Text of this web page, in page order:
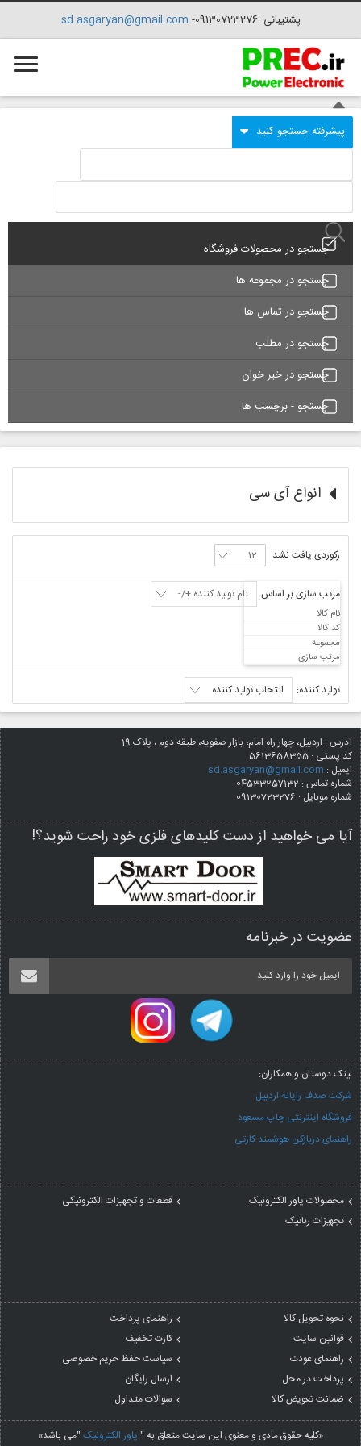
پشتیبانی :09130723276- sd.asgaryan@gmail.com
جستجو در محصولات فروشگاه
جستجو در مجموعه ها
جستجو در تماس ها
جستجو در مطلب
جستجو در خبر خوان
جستجو - برچسب ها
انواع آی سی
رکوردی یافت نشد
مرتب سازی بر اساس نام تولید کننده +/-
نام کالا
کد کالا
مجموعه
مرتب سازی
تولید کننده: انتخاب تولید کننده
آدرس : اردبیل، چهار راه امام، بازار صفویه، طبقه دوم ، پلاک 19
کد پستی : 5613658355
ایمیل : sd.asgaryan@gmail.com
شماره تماس : 04533257132
شماره موبایل : 09130723276
آیا می خواهید از دست کلیدهای فلزی خود راحت شوید؟!
عضویت در خبرنامه
لینک دوستان و همکاران:
شرکت صدف رایانه اردبیل
فروشگاه اینترنتی چاپ مسعود
راهنمای دربازکن هوشمند کارتی
محصولات پاور الکترونیک
قطعات و تجهیزات الکترونیکی
تجهیزات رباتیک
نحوه تحویل کالا
راهنمای پرداخت
قوانین سایت
کارت تخفیف
راهنمای عودت
سیاست حفظ حریم خصوصی
پرداخت در محل
ارسال رایگان
ضمانت تعویض کالا
سوالات متداول
«کلیه حقوق مادی و معنوی این سایت متعلق به " پاور الکترونیک "می باشد»